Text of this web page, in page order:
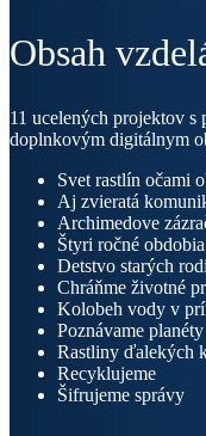
Obsah
11 ucelených projektov s
doplnkovým digitálnym
Svet rastlín očami
Aj zvieratá
Archimedove
Štyri ročné obdobia
Detstvo starých
Chráňme životné
Kolobeh vody v
Poznávame planéty
Rastliny ďalekých
Recyklujeme
Šifrujeme správy